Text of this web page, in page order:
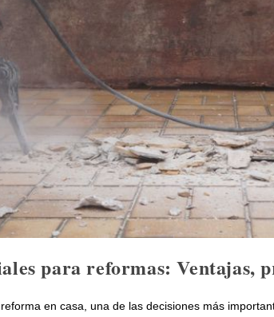
para reformas: Ventajas,
en casa, una de las decisiones más